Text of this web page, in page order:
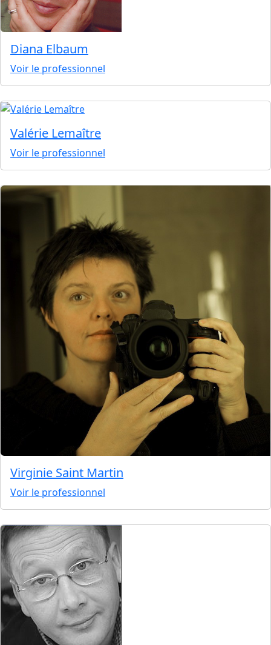
Diana Elbaum
Voir le professionnel
Valérie Lemaître
Voir le professionnel
Virginie Saint Martin
Voir le professionnel